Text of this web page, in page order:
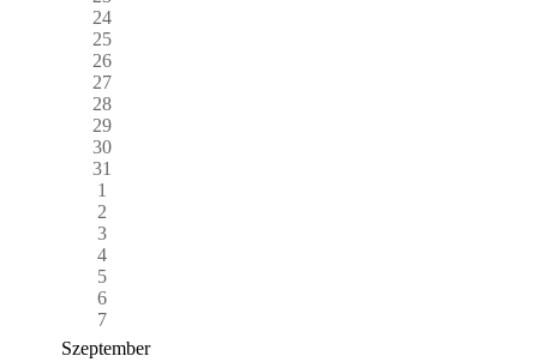
24
25
26
27
28
29
30
31
1
2
3
4
5
6
7
Szeptember